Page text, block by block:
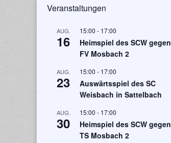
Veranstaltungen
AUG.
16
15:00 - 17:00
Heimspiel des SCW gegen
FV Mosbach 2
AUG.
23
15:00 - 17:00
Auswärtsspiel des SC
Weisbach in Sattelbach
AUG.
30
15:00 - 17:00
Heimspiel des SCW gegen
TS Mosbach 2